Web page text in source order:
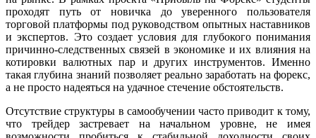
проходят путь от новичка до уверенного пользователя
торговой платформы под руководством опытных наставников
и экспертов. Это создает условия для глубокого понимания
причинно-следственных связей в экономике и их влияния на
котировки валютных пар и других инструментов. Именно
такая глубина знаний позволяет реально заработать на форекс,
а не просто надеяться на удачное стечение обстоятельств.
Отсутствие структуры в самообучении часто приводит к тому,
что трейдер застревает на начальном уровне, не имея